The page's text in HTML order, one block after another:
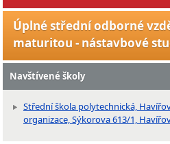
Úplné střední odborné
maturitou - nástavbové
Navštívené školy
Střední škola polytechnická,
organizace, Sýkorova 613/1,